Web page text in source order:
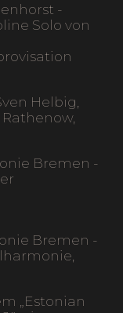
-
Solo von
Helbig,
Bremen -
Bremen -
„Estonian